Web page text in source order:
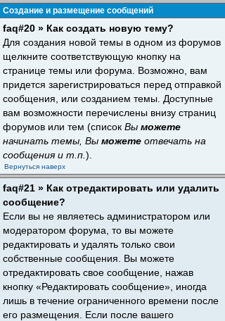
Создание и размещение сообщений
faq#20 » Как создать новую тему?
Для создания новой темы в одном из форумов
щелкните соответствующую кнопку на
странице темы или форума. Возможно, вам
придется зарегистрироваться перед отправкой
сообщения, или созданием темы. Доступные
вам возможности перечислены внизу страниц
форумов или тем (список Вы можете
начинать темы, Вы можете отвечать на
сообщения и т.п. ).
Вернуться наверх
faq#21 » Как отредактировать или удалить
сообщение?
Если вы не являетесь администратором или
модератором форума, то вы можете
редактировать и удалять только свои
собственные сообщения. Вы можете
отредактировать свое сообщение, нажав
кнопку «Редактировать сообщение», иногда
лишь в течение ограниченного времени после
его размещения. Если после вашего